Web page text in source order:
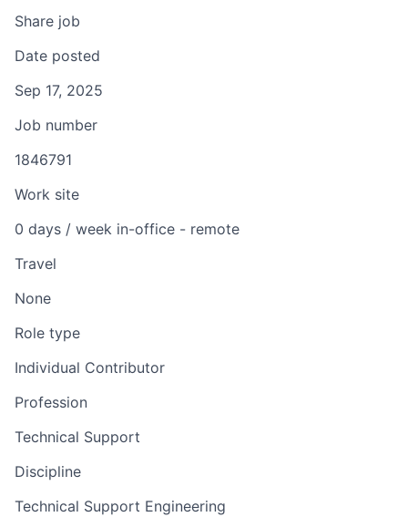
Share job
Date posted
Sep 17, 2025
Job number
1846791
Work site
0 days / week in-office - remote
Travel
None
Role type
Individual Contributor
Profession
Technical Support
Discipline
Technical Support Engineering